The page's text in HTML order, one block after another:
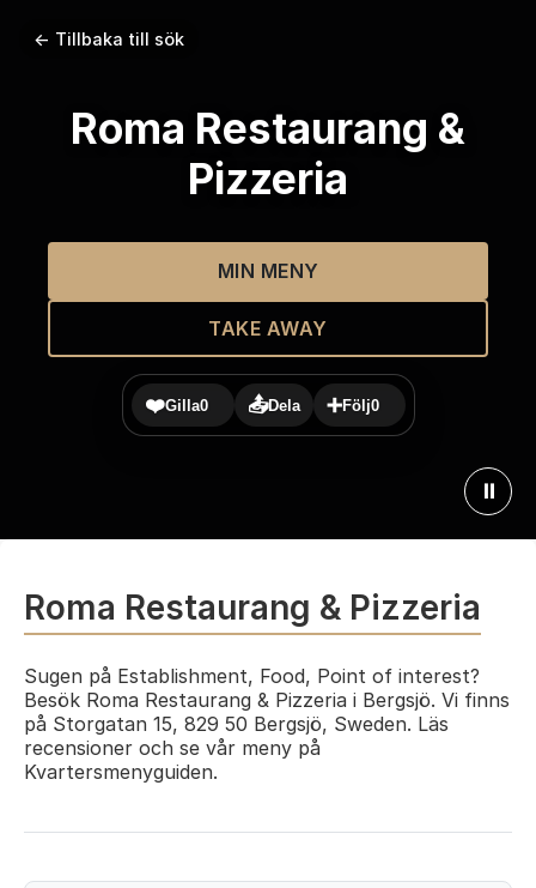
← Tillbaka till sök
Roma Restaurang &
Pizzeria
MIN MENY
TAKE AWAY
❤️Gilla0 📤Dela ➕Följ0
⏸
Roma Restaurang & Pizzeria
Sugen på Establishment, Food, Point of interest?
Besök Roma Restaurang & Pizzeria i Bergsjö. Vi finns
på Storgatan 15, 829 50 Bergsjö, Sweden. Läs
recensioner och se vår meny på
Kvartersmenyguiden.